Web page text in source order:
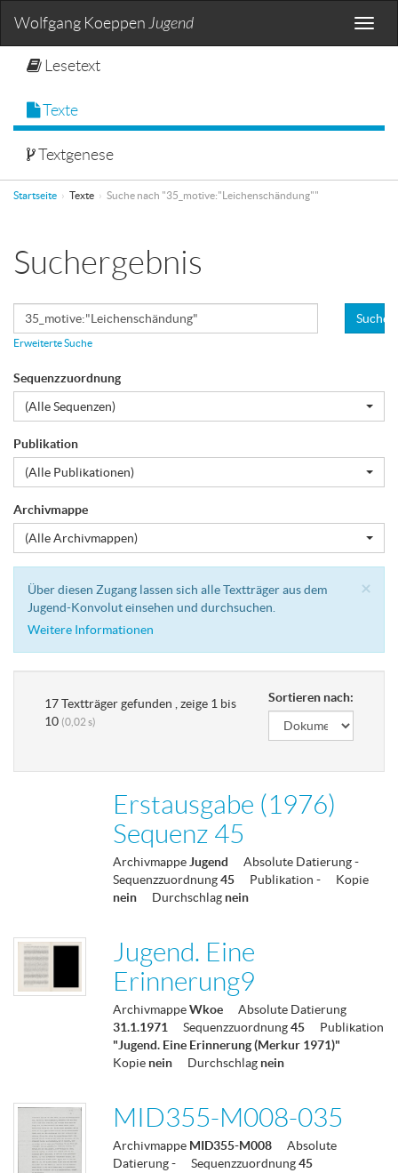
Toggle
Wolfgang Koeppen Jugend
Lesetext
Texte
Textgenese
Startseite Texte Suche nach "35_motive:"Leichenschändung""
Suchergebnis
Suchen
Erweiterte Suche
Sequenzzuordnung
(Alle Sequenzen)
Publikation
(Alle Publikationen)
Archivmappe
(Alle Archivmappen)
×
Über diesen Zugang lassen sich alle Textträger aus dem
Jugend-Konvolut einsehen und durchsuchen.
Weitere Informationen
17 Textträger gefunden , zeige 1 bis
10 (0,02 s)
Sortieren nach:
Erstausgabe (1976)
Sequenz 45
Archivmappe Jugend Absolute Datierung-
Sequenzzuordnung45 Publikation -
Kopie
nein
Durchschlag nein
Jugend. Eine
Erinnerung9
ArchivmappeWkoe
Absolute Datierung
31.1.1971
Sequenzzuordnung45
Publikation
"Jugend. Eine Erinnerung (Merkur 1971)"
Kopie nein Durchschlag nein
MID355-M008-035
Archivmappe MID355-M008
Absolute
Datierung- Sequenzzuordnung45